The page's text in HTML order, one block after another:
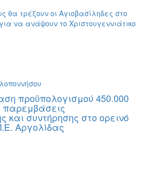
θα τρέξουν οι Αγιοβασίληδες στο
να ανάψουν το Χριστουγεννιάτικο
προϋπολογισμού 450.000
συντήρησης στο ορεινό
Αργολίδας